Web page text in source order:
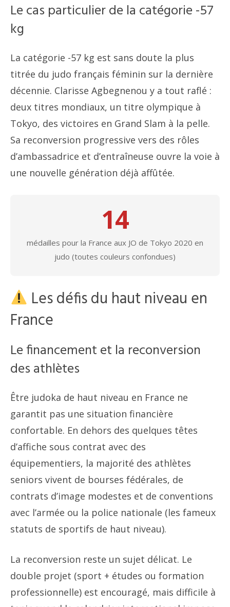
Le cas particulier de la catégorie -57
kg
La catégorie -57 kg est sans doute la plus
titrée du judo français féminin sur la dernière
décennie. Clarisse Agbegnenou y a tout raflé :
deux titres mondiaux, un titre olympique à
Tokyo, des victoires en Grand Slam à la pelle.
Sa reconversion progressive vers des rôles
d’ambassadrice et d’entraîneuse ouvre la voie à
une nouvelle génération déjà affûtée.
14
médailles pour la France aux JO de Tokyo 2020 en
judo (toutes couleurs confondues)
Les défis du haut niveau en
France
Le financement et la reconversion
des athlètes
Être judoka de haut niveau en France ne
garantit pas une situation financière
confortable. En dehors des quelques têtes
d’affiche sous contrat avec des
équipementiers, la majorité des athlètes
seniors vivent de bourses fédérales, de
contrats d’image modestes et de conventions
avec l’armée ou la police nationale (les fameux
statuts de sportifs de haut niveau).
La reconversion reste un sujet délicat. Le
double projet (sport + études ou formation
professionnelle) est encouragé, mais difficile à